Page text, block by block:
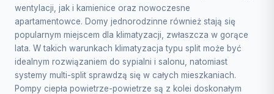
wentylacji, jak i kamienice oraz nowoczesne
apartamentowce. Domy jednorodzinne również stają się
popularnym miejscem dla klimatyzacji, zwłaszcza w gorące
lata. W takich warunkach klimatyzacja typu split może być
idealnym rozwiązaniem do sypialni i salonu, natomiast
systemy multi-split sprawdzą się w całych mieszkaniach.
Pompy ciepła powietrze-powietrze są z kolei doskonałym